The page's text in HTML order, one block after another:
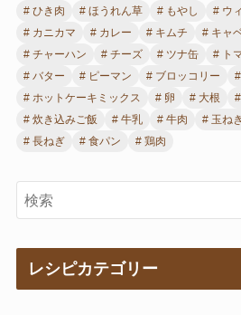
ひき肉
ほうれん草 もやし
ウ
カニカマ
カレー キムチ キャ
チャーハン
チーズ ツナ缶 ト
バター
ピーマン ブロッコリー
ホットケーキミックス
卵 大根
炊き込みご飯
牛乳 牛肉 玉ね
長ねぎ
食パン 鶏肉
レシピカテゴリー